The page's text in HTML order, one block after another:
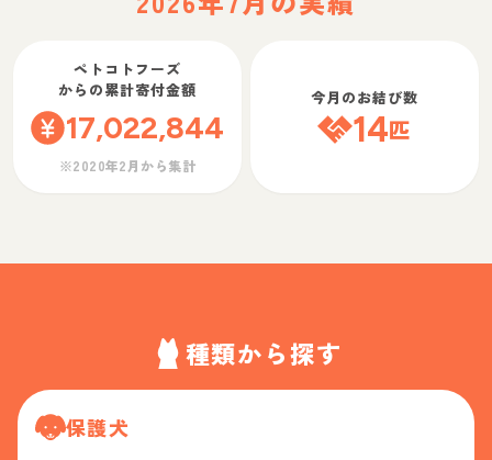
ペトコトフーズ
からの累計寄付金額
17,022,844
※2020年2月から集計
今月のお結び数
14匹
種類から探す
保護犬